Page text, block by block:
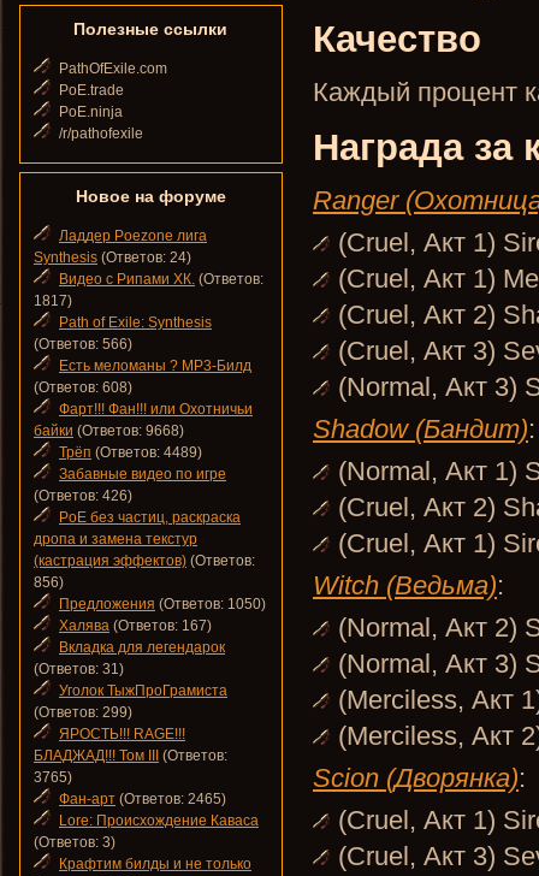
Качество
Каждый процент
Награда за
Ranger
(Cruel, Акт 1)
(Cruel, Акт 1)
(Cruel, Акт 2)
(Cruel, Акт 3)
(Normal, Акт 3)
Shadow (Бандит):
(Normal, Акт 1)
(Cruel, Акт 2)
(Cruel, Акт 1)
Witch (Ведьма):
(Normal, Акт 2)
(Normal, Акт 3)
(Merciless, Акт
(Merciless, Акт
Scion (Дворянка):
(Cruel, Акт 1)
(Cruel, Акт 3)
Полезные ссылки
PathOfExile.com
PoE.trade
PoE.ninja
/r/pathofexile
Новое на форуме
Ладдер Poezone лига
Synthesis (Ответов: 24)
Видео с Рипами ХК. (Ответов:
1817)
Path of Exile: Synthesis
(Ответов: 566)
Есть меломаны ? MP3-Билд
(Ответов: 608)
Фарт!!! Фан!!! или Охотничьи
байки (Ответов: 9668)
Трёп (Ответов: 4489)
Забавные видео по игре
(Ответов: 426)
PoE без частиц, раскраска
дропа и замена текстур
(кастрация эффектов) (Ответов:
856)
Предложения (Ответов: 1050)
Халява (Ответов: 167)
Вкладка для легендарок
(Ответов: 31)
Уголок ТыжПроГрамиста
(Ответов: 299)
ЯРОСТЬ!!! RAGE!!!
БЛАДЖАД!!! Том III
(Ответов:
3765)
Фан-арт (Ответов: 2465)
Lore: Происхождение Каваса
(Ответов: 3)
Крафтим билды и не только